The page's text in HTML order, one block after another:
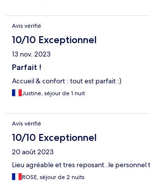
Avis vérifié
10/10 Exceptionnel
13 nov. 2023
Parfait !
Accueil & confort : tout est parfait :)
Justine, séjour de 1 nuit
Avis vérifié
10/10 Exceptionnel
20 août 2023
Lieu agréable et tres reposant..le personnel
ROSE, séjour de 2 nuits